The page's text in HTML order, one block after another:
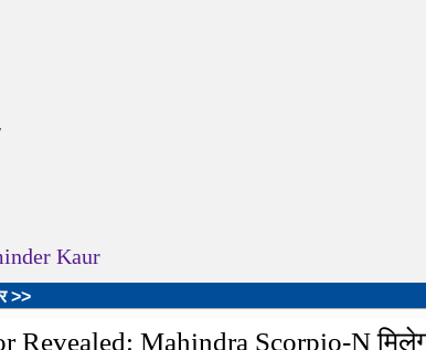
Kaur
>>
Revealed: Mahindra Scorpio-N